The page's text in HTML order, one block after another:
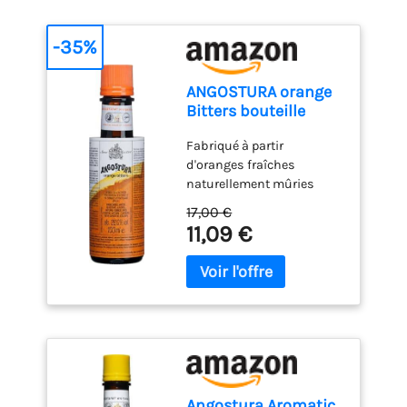
ANGOSTURA orange
Bitters bouteille
Fabriqué à partir
d'oranges fraîches
naturellement mûries
Caraïbes baigné de soleil
Provenant de vergers
luxuriants de Trinidad, les
oranges utilisées pour
main et récoltées pour
assurer une fraîcheur
ultime Les amers parfaits
17,00 €
11,09 €
-35%